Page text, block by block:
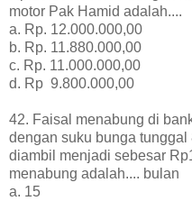
motor Pak Hamid adalah....
a. Rp. 12.000.000,00
b. Rp. 11.880.000,00
c. Rp. 11.000.000,00
d. Rp 9.800.000,00
42. Faisal menabung di
dengan suku bunga
diambil menjadi sebesar
menabung adalah.... bulan
a. 15